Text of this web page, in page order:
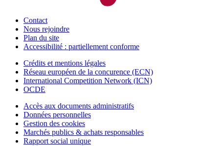
Contact
Nous rejoindre
Plan du site
Accessibilité : partiellement conforme
Crédits et mentions légales
Réseau européen de la concurence (ECN)
International Competition Network (ICN)
OCDE
Accès aux documents administratifs
Données personnelles
Gestion des cookies
Marchés publics & achats responsables
Rapport social unique